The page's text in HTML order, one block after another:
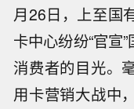
月26日，上至国
卡中心纷纷“官宣
消费者的目光。
用卡营销大战中